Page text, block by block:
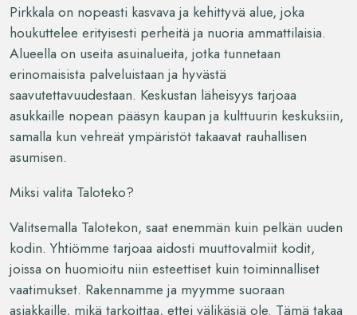
Pirkkala on nopeasti kasvava ja kehittyvä alue, joka
houkuttelee erityisesti perheitä ja nuoria ammattilaisia.
Alueella on useita asuinalueita, jotka tunnetaan
erinomaisista palveluistaan ja hyvästä
saavutettavuudestaan. Keskustan läheisyys tarjoaa
asukkaille nopean pääsyn kaupan ja kulttuurin keskuksiin,
samalla kun vehreät ympäristöt takaavat rauhallisen
asumisen.
Miksi valita Taloteko?
Valitsemalla Talotekon, saat enemmän kuin pelkän uuden
kodin. Yhtiömme tarjoaa aidosti muuttovalmiit kodit,
joissa on huomioitu niin esteettiset kuin toiminnalliset
vaatimukset. Rakennamme ja myymme suoraan
asiakkaille, mikä tarkoittaa, ettei välikäsiä ole. Tämä takaa